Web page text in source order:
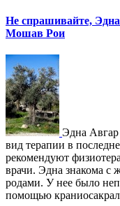
Не спрашивайте,
Мошав Рои
Эдна Авгар
вид терапии в
рекомендуют
врачи. Эдна знакома с
родами. У нее было
помощью